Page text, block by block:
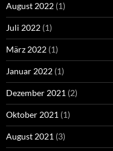
August 2022 (1)
Juli 2022 (1)
März 2022 (1)
Januar 2022 (1)
Dezember 2021 (2)
Oktober 2021 (1)
August 2021 (3)